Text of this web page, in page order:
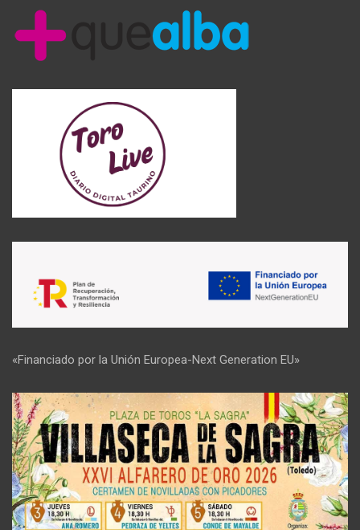
«Financiado por la Unión Europea-Next Generation EU»